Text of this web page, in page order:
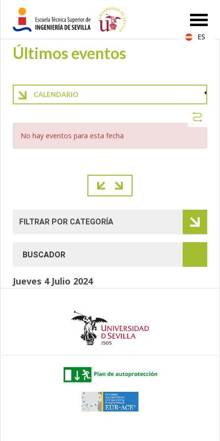
Últimos eventos
Jueves 4 Julio 2024
No hay eventos para esta fecha
Paginación
CALENDARIO
ES